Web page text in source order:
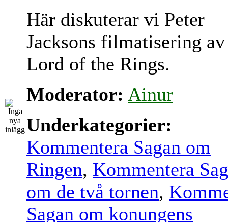
Här diskuterar vi Peter
Jacksons filmatisering
Lord of the Rings.
Moderator: Ainur
Underkategorier:
Kommentera Sagan om
Ringen, Kommentera
om de två tornen,
Sagan om konungens